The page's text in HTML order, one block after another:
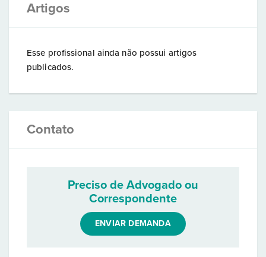
Artigos
Esse profissional ainda não possui artigos
publicados.
Contato
Preciso de Advogado ou
Correspondente
ENVIAR DEMANDA